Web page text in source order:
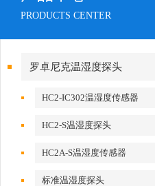
PRODUCTS CENTER
罗卓尼克温湿度探头
HC2-IC302温湿度传感器
HC2-S温湿度探头
HC2A-S温湿度传感器
标准温湿度探头